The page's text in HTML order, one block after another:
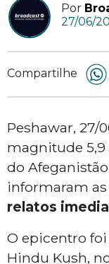
Por
27/06/
Compartilhe
Peshawar, 27/
magnitude
do
informaram
relatos
O epicentro
Hindu Kush,